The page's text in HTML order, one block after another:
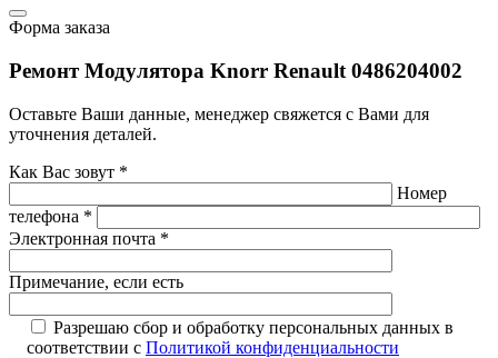
Форма заказа
Ремонт Модулятора Knorr Renault 0486204002
Оставьте Ваши данные, менеджер свяжется с Вами для
уточнения деталей.
Как Вас зовут *
Номер
телефона *
Электронная почта *
Примечание, если есть
Разрешаю сбор и обработку персональных данных в
соответствии с Политикой конфиденциальности